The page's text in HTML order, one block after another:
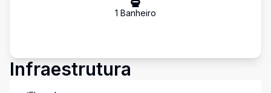
1 Banheiro
Infraestrutura